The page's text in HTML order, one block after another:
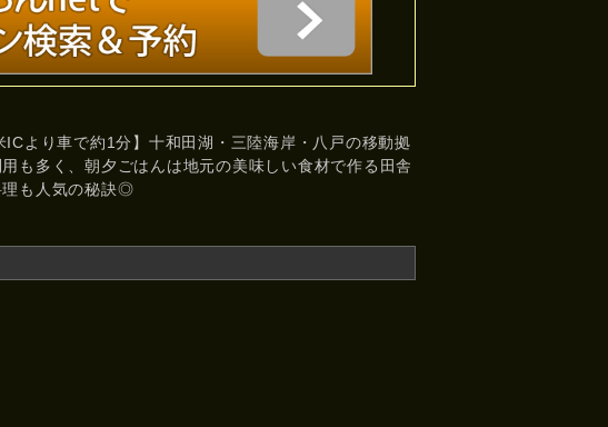
より車で約1分】十和田湖・三陸海岸・八戸の移動拠
も多く、朝夕ごはんは地元の美味しい食材で作る田舎
理も人気の秘訣◎